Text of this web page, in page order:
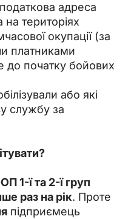
адреса
територіях
окупації (за
платниками
до початку бойових
або які
службу за
1-ї та 2-ї груп
раз на рік. Проте
підприємець